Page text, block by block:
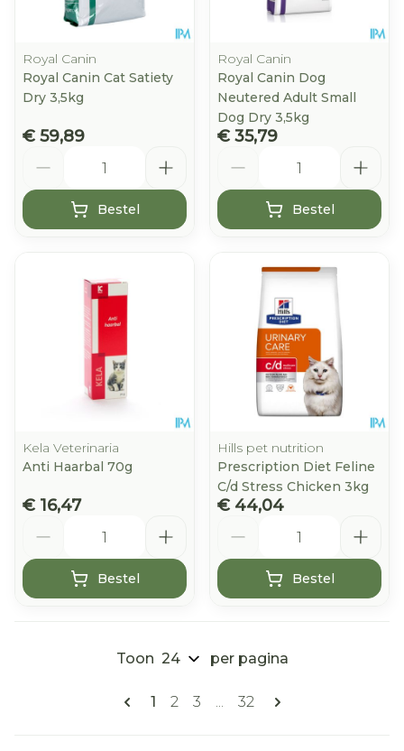
Royal Canin
Royal Canin Cat Satiety
Dry 3,5kg
€ 59,89
Bestel
Royal Canin
Royal Canin Dog
Neutered Adult Small
Dog Dry 3,5kg
€ 35,79
Bestel
Kela Veterinaria
Anti Haarbal 70g
€ 16,47
Bestel
Hills pet nutrition
Prescription Diet Feline
C/d Stress Chicken 3kg
€ 44,04
Bestel
Pagina's
U lees momenteel pagina
1 Pagina
2 Pagina
3 ... Pagina
32
Toon per pagina